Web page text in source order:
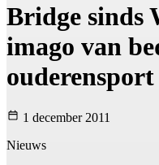
Bridge sinds
imago van
ouderensport
1 december 2011
Nieuws